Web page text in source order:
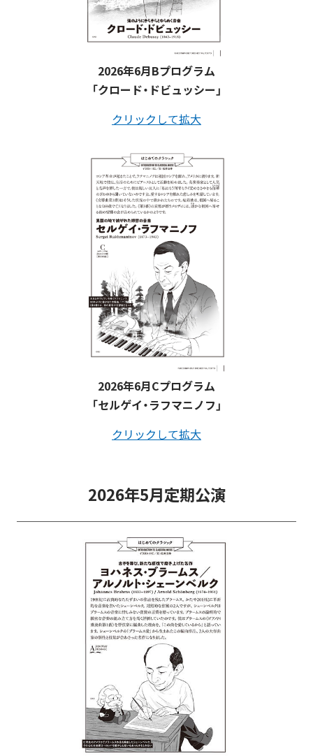
2026年6月Bプログラム
「クロード・ドビュッシー」
クリックして拡大
2026年6月Cプログラム
「セルゲイ・ラフマニノフ」
クリックして拡大
2026年5月定期公演